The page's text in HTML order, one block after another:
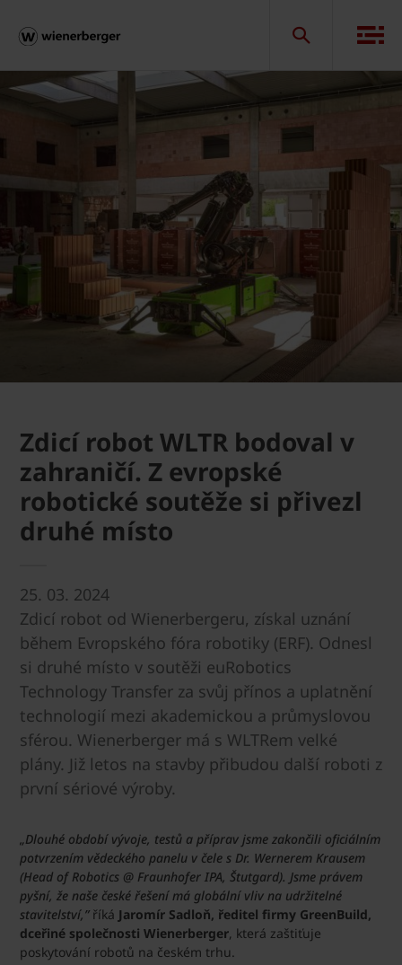
Zdicí robot WLTR bodoval v
zahraničí. Z evropské
robotické soutěže si přivezl
druhé místo
25. 03. 2024
Zdicí robot od Wienerbergeru, získal uznání
během Evropského fóra robotiky (ERF). Odnesl
si druhé místo v soutěži euRobotics
Technology Transfer za svůj přínos a uplatnění
technologií mezi akademickou a průmyslovou
sférou. Wienerberger má s WLTRem velké
plány. Již letos na stavby přibudou další roboti z
první sériové výroby.
„Dlouhé období vývoje, testů a příprav jsme zakončili oficiálním
potvrzením vědeckého panelu v čele s Dr. Wernerem Krausem
(Head of Robotics @ Fraunhofer IPA, Štutgard). Jsme právem
pyšní, že naše české řešení má globální vliv na udržitelné
stavitelství,”říká Jaromír Sadloň, ředitel firmy GreenBuild,
dceřiné společnosti Wienerberger, která zaštiťuje
poskytování robotů na českém trhu.